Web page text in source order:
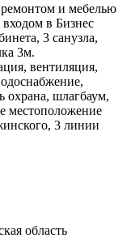
и мебелью
в Бизнес
3 санузла,
3м.
вентиляция,
охрана, шлагбаум,
местоположение
3 линии
область